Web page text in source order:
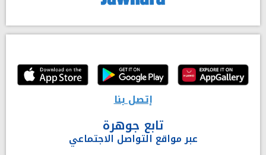
إتصل بنا
تابع جوهرة
عبر مواقع التواصل الاجتماعي